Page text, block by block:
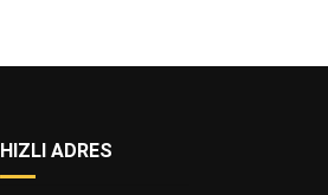
HIZLI ADRES